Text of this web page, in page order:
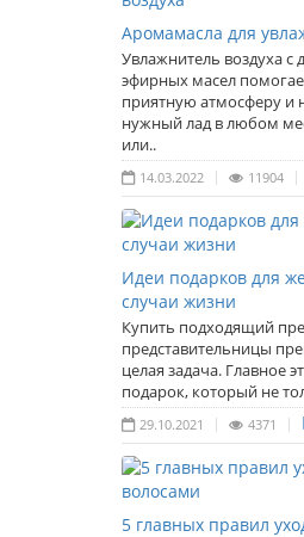
Аромамасла для
Увлажнитель воздуха с
эфирных масел
приятную атмосферу и
нужный лад в любом
или..
14.03.2022 11904
Идеи подарков для
случаи жизни
Купить подходящий
представительницы
целая задача. Главное
подарок, который не
29.10.2021 4371
5 главных правил